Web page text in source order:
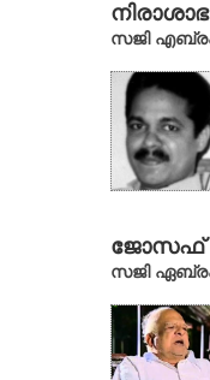
സജി
ജോസഫ്
സജി